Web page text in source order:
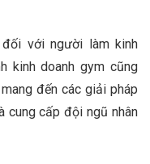
với người làm kinh
kinh doanh gym cũng
đến các giải pháp
cung cấp đội ngũ nhân